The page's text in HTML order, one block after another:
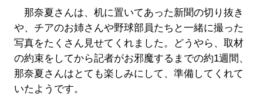
那奈夏さんは、机に置いてあった新聞の切り抜き
や、チアのお姉さんや野球部員たちと一緒に撮った
写真をたくさん見せてくれました。どうやら、取材
の約束をしてから記者がお邪魔するまでの約1週間、
那奈夏さんはとても楽しみにして、準備してくれて
いたようです。